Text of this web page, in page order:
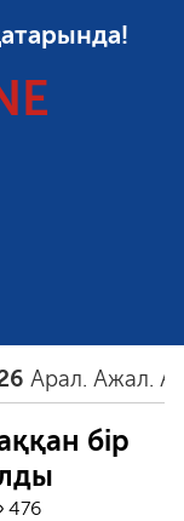
Ажал. Айғақ
бір
476